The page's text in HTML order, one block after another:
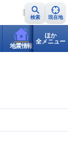
検索 現在地
地震情報 世界天
ほか
全メニュー